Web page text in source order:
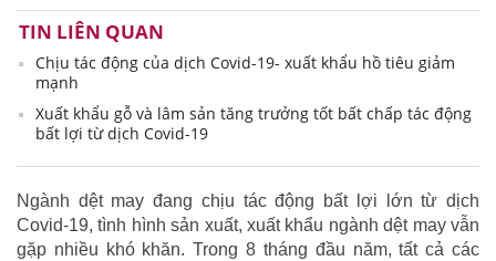
TIN LIÊN QUAN
Chịu tác động của dịch Covid-19- xuất khẩu hồ tiêu giảm
mạnh
Xuất khẩu gỗ và lâm sản tăng trưởng tốt bất chấp tác động
bất lợi từ dịch Covid-19
Ngành dệt may đang chịu tác động bất lợi lớn từ dịch
Covid-19, tình hình sản xuất, xuất khẩu ngành dệt may vẫn
gặp nhiều khó khăn. Trong 8 tháng đầu năm, tất cả các